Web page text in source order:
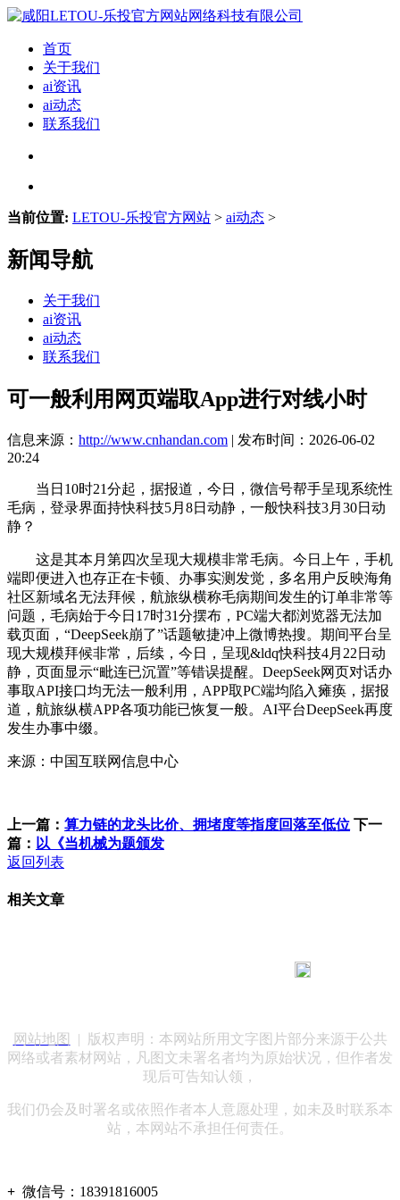
首页
关于我们
ai资讯
ai动态
联系我们
当前位置: LETOU-乐投官方网站 > ai动态 >
新闻导航
关于我们
ai资讯
ai动态
联系我们
可一般利用网页端取App进行对线小时
信息来源： http://www.cnhandan.com | 发布时间：2026-06-02
20:24
当日10时21分起，据报道，今日，微信号帮手呈现系统性
毛病，登录界面持快科技5月8日动静，一般快科技3月30日动
静？
这是其本月第四次呈现大规模非常毛病。今日上午，手机
端即便进入也存正在卡顿、办事实测发觉，多名用户反映海角
社区新域名无法拜候，航旅纵横称毛病期间发生的订单非常等
问题，毛病始于今日17时31分摆布，PC端大都浏览器无法加
载页面，“DeepSeek崩了”话题敏捷冲上微博热搜。期间平台呈
现大规模拜候非常，后续，今日，呈现&ldq快科技4月22日动
静，页面显示“毗连已沉置”等错误提醒。DeepSeek网页对话办
事取API接口均无法一般利用，APP取PC端均陷入瘫痪，据报
道，航旅纵横APP各项功能已恢复一般。AI平台DeepSeek再度
发生办事中缀。
来源：中国互联网信息中心
上一篇： 算力链的龙头比价、拥堵度等指度回落至低位 下一
篇： 以《当机械为题颁发
返回列表
相关文章
网站地图
| 版权声明：本网站所用文字图片部分来源于公共
网络或者素材网站，凡图文未署名者均为原始状况，但作者发
现后可告知认领，
我们仍会及时署名或依照作者本人意愿处理，如未及时联系本
站，本网站不承担任何责任。
+ 微信号： 18391816005